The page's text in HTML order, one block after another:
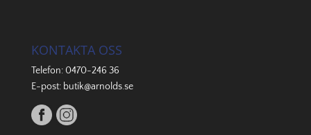
KONTAKTA OSS
Telefon:0470-246 36
E-post: butik@arnolds.se